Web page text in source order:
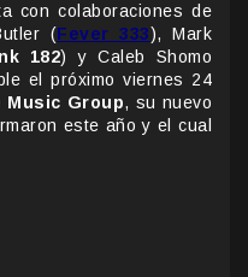
con colaboraciones de
(Fever 333), Mark
182) y Caleb Shomo
el próximo viernes 24
Music Group, su nuevo
este año y el cual